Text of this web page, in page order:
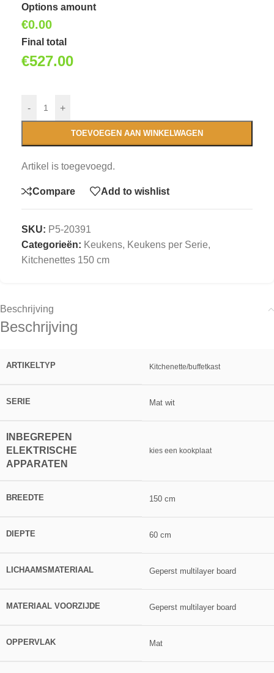
Options amount
€0.00
Final total
€527.00
- +
TOEVOEGEN AAN WINKELWAGEN
Artikel is toegevoegd.
Compare Add to wishlist
SKU: P5-20391
Categorieën: Keukens, Keukens per Serie,
Kitchenettes 150 cm
Beschrijving
Beschrijving
ARTIKELTYP Kitchenette/buffetkast
SERIE Mat wit
INBEGREPEN
ELEKTRISCHE
APPARATEN
kies een kookplaat
BREEDTE 150 cm
DIEPTE 60 cm
LICHAAMSMATERIAAL Geperst multilayer board
MATERIAAL VOORZIJDE Geperst multilayer board
OPPERVLAK Mat